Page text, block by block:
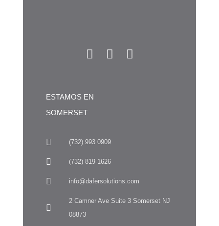
ESTAMOS EN
SOMERSET
(732) 993 0909
(732) 819-1626
info@dafersolutions.com
2 Camner Ave Suite 3 Somerset NJ
08873